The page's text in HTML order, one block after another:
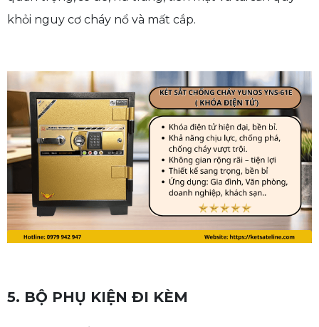
khỏi nguy cơ cháy nổ và mất cắp.
5. BỘ PHỤ KIỆN ĐI KÈM